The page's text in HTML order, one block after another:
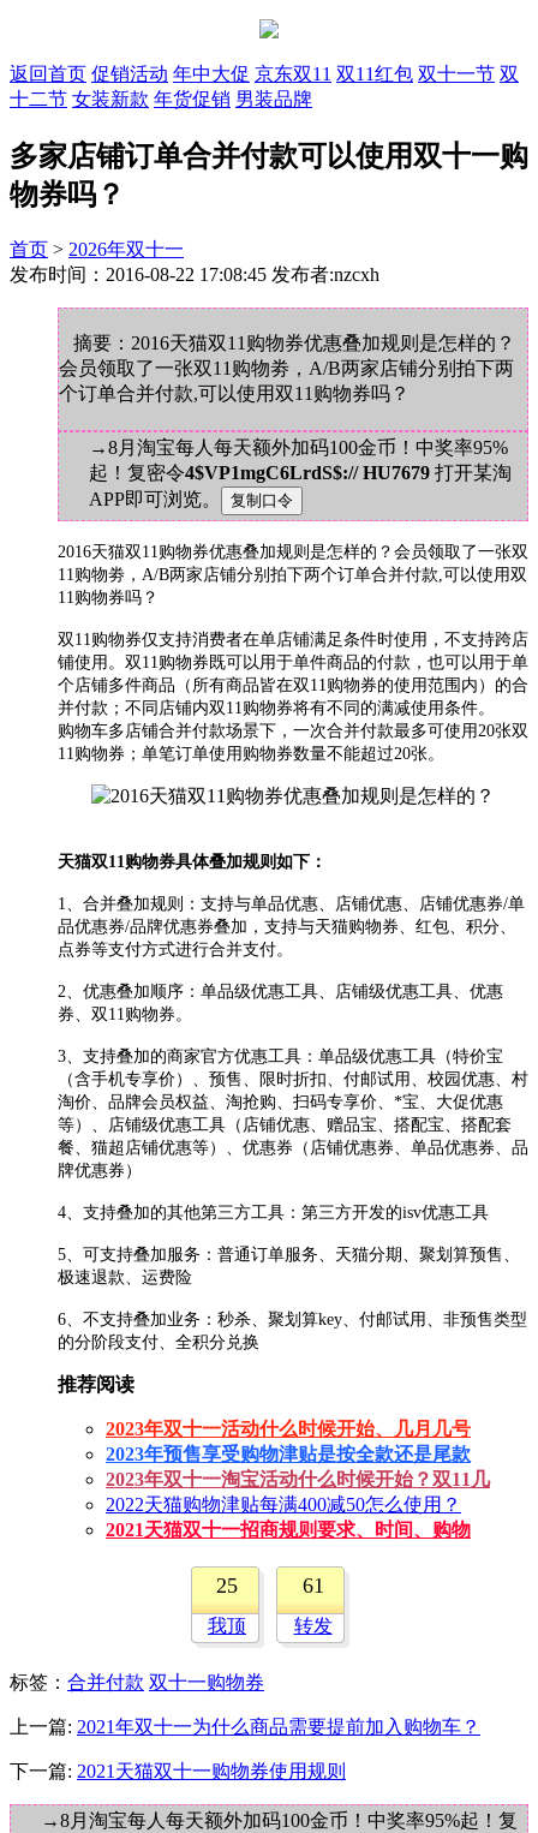
返回首页 促销活动 年中大促 京东双11 双11红包 双十一节 双
十二节 女装新款 年货促销 男装品牌
多家店铺订单合并付款可以使用双十一购
物券吗？
首页 > 2026年双十一
发布时间：2016-08-22 17:08:45 发布者:nzcxh
摘要：2016天猫双11购物券优惠叠加规则是怎样的？
会员领取了一张双11购物劵，A/B两家店铺分别拍下两
个订单合并付款,可以使用双11购物券吗？
→8月淘宝每人每天额外加码100金币！中奖率95%
起！复密令4$VP1mgC6LrdS$:// HU7679 打开某淘
APP即可浏览。
2016天猫双11购物券优惠叠加规则是怎样的？会员领取了一张双
11购物劵，A/B两家店铺分别拍下两个订单合并付款,可以使用双
11购物券吗？
双11购物券仅支持消费者在单店铺满足条件时使用，不支持跨店
铺使用。双11购物券既可以用于单件商品的付款，也可以用于单
个店铺多件商品（所有商品皆在双11购物券的使用范围内）的合
并付款；不同店铺内双11购物券将有不同的满减使用条件。
购物车多店铺合并付款场景下，一次合并付款最多可使用20张双
11购物券；单笔订单使用购物券数量不能超过20张。
天猫双11购物券具体叠加规则如下：
1、合并叠加规则：支持与单品优惠、店铺优惠、店铺优惠券/单
品优惠券/品牌优惠券叠加，支持与天猫购物券、红包、积分、
点券等支付方式进行合并支付。
2、优惠叠加顺序：单品级优惠工具、店铺级优惠工具、优惠
券、双11购物券。
3、支持叠加的商家官方优惠工具：单品级优惠工具（特价宝
（含手机专享价）、预售、限时折扣、付邮试用、校园优惠、村
淘价、品牌会员权益、淘抢购、扫码专享价、*宝、大促优惠
等）、店铺级优惠工具（店铺优惠、赠品宝、搭配宝、搭配套
餐、猫超店铺优惠等）、优惠券（店铺优惠券、单品优惠券、品
牌优惠券）
4、支持叠加的其他第三方工具：第三方开发的isv优惠工具
5、可支持叠加服务：普通订单服务、天猫分期、聚划算预售、
极速退款、运费险
6、不支持叠加业务：秒杀、聚划算key、付邮试用、非预售类型
的分阶段支付、全积分兑换
推荐阅读
2023年双十一活动什么时候开始、几月几号
2023年预售享受购物津贴是按全款还是尾款
2023年双十一淘宝活动什么时候开始？双11几
2022天猫购物津贴每满400减50怎么使用？
2021天猫双十一招商规则要求、时间、购物
25
我顶
61
转发
标签 ： 合并付款 双十一购物券
上一篇: 2021年双十一为什么商品需要提前加入购物车？
下一篇: 2021天猫双十一购物券使用规则
→8月淘宝每人每天额外加码100金币！中奖率95%起！复